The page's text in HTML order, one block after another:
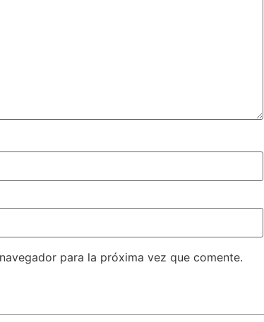
para la próxima vez que comente.